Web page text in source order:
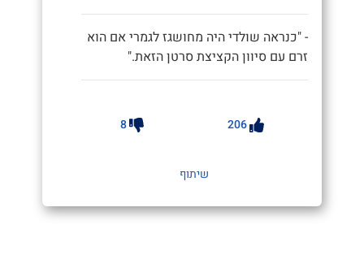
- "כנראה שולדי היה מחושגז לגמרי אם הוא
זרם עם סיוון הקציצת סרטן הזאת."
206
8
שיתוף